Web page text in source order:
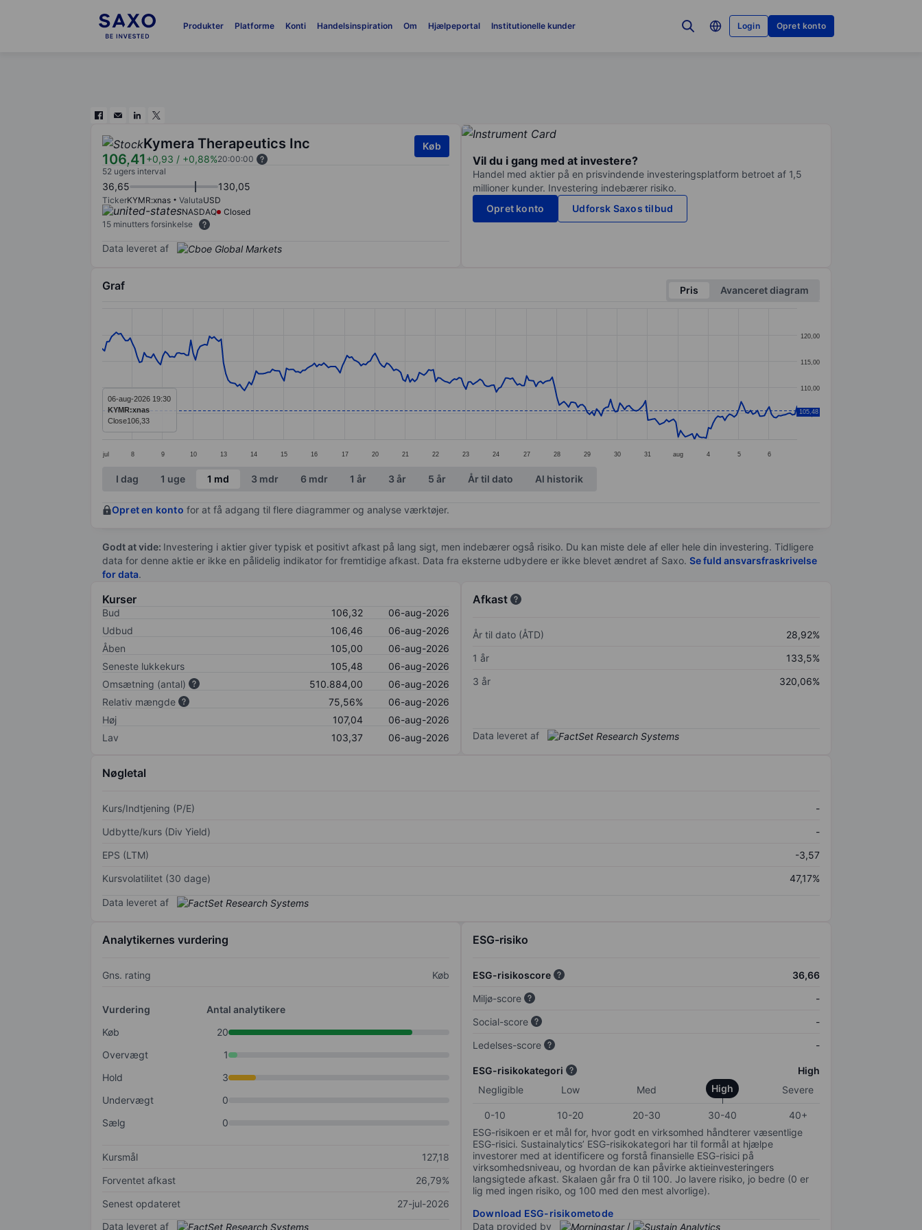
Produkter Platforme Konti Handelsinspiration Om Hjælpeportal Institutionelle kunder Login Opret konto
Kymera Therapeutics Inc
106,41+0,93 / +0,88%20:00:00
Køb
52 ugers interval
36,65 130,05
TickerKYMR:xnas ValutaUSD
NASDAQ
Closed
15 minutters forsinkelse
Data leveret af
Vil du i gang med at investere?
Handel med aktier på en prisvindende investeringsplatform betroet af 1,5
millioner kunder. Investering indebærer risiko.
Opret konto
Udforsk Saxos tilbud
Graf Pris
Avanceret diagram
Line chart with 299 data points.
The chart has 1 X axis displaying categories.
The chart has 1 Y axis displaying values. Data ranges from 100.02 to 120.51.
jul 8 9 10 13 14 15 16 17 20 21 22 23 24 27 28 29 30 31 aug 4 5 6
105,00
110,00
115,00
120,00
105,48
06-aug-2026 19:30
KYMR:xnas
Close106,33
End of interactive chart.
I dag 1 uge 1 md 3 mdr 6 mdr 1 år 3 år 5 år År til dato Al historik
Opret en konto for at få adgang til flere diagrammer og analyse værktøjer.
Godt at vide: Investering i aktier giver typisk et positivt afkast på lang sigt, men indebærer også risiko. Du kan miste dele af eller hele din investering. Tidligere
data for denne aktie er ikke en pålidelig indikator for fremtidige afkast. Data fra eksterne udbydere er ikke blevet ændret af Saxo. Se fuld ansvarsfraskrivelse
for data.
Kurser
Bud 106,32
06-aug-2026
Udbud
106,46
06-aug-2026
Åben
105,00
06-aug-2026
Seneste lukkekurs
105,48
06-aug-2026
Omsætning (antal)
510.884,00
06-aug-2026
Relativ mængde
75,56%
06-aug-2026
Høj
107,04
06-aug-2026
Lav
103,37 06-aug-2026
Afkast
År til dato (ÅTD)
28,92%
1 år
133,5%
3 år
320,06%
Data leveret af
Nøgletal
Kurs/Indtjening (P/E)
-
Udbytte/kurs (Div Yield)
-
EPS (LTM)
-3,57
Kursvolatilitet (30 dage)
47,17%
Data leveret af
Analytikernes vurdering
Gns. rating Køb
Vurdering
Antal analytikere
Køb
20
Overvægt
1
Hold
3
Undervægt
0
Sælg
0
Kursmål
127,18
Forventet afkast
26,79%
Senest opdateret
27-jul-2026
Data leveret af
ESG-risiko
ESG-risikoscore
36,66
Miljø-score
-
Social-score
-
Ledelses-score
-
ESG-risikokategori
High
Negligible
Low Med High Severe
0-10 10-20 20-30 30-40
40+
ESG-risikoen er et mål for, hvor godt en virksomhed håndterer væsentlige
ESG-risici. Sustainalytics’ ESG-risikokategori har til formål at hjælpe
investorer med at identificere og forstå finansielle ESG-risici på
virksomhedsniveau, og hvordan de kan påvirke aktieinvesteringers
langsigtede afkast. Skalaen går fra 0 til 100. Jo lavere risiko, jo bedre (0 er
lig med ingen risiko, og 100 med den mest alvorlige).
Download ESG-risikometode
Data provided by
/